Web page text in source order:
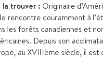
la trouver : Originaire
rencontre couramment à
les forêts canadiennes et
Depuis son
au XVIIIème siècle, il est